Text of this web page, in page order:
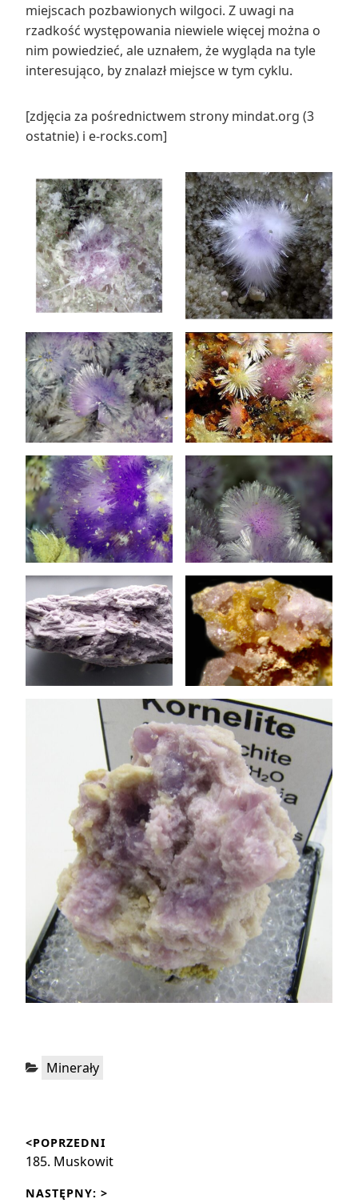
miejscach pozbawionych wilgoci. Z uwagi na
rzadkość występowania niewiele więcej można o
nim powiedzieć, ale uznałem, że wygląda na tyle
interesująco, by znalazł miejsce w tym cyklu.
[zdjęcia za pośrednictwem strony mindat.org (3
ostatnie) i e-rocks.com]
Kategorie:
Minerały
wpisu
<POPRZEDNI
Poprzedni
185. Muskowit
NASTĘPNY: >